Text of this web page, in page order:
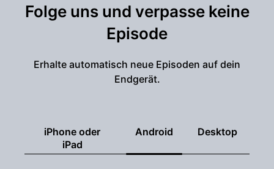
Folge uns und verpasse keine
Episode
Erhalte automatisch neue Episoden auf dein
Endgerät.
iPhone oder
iPad
Android Desktop